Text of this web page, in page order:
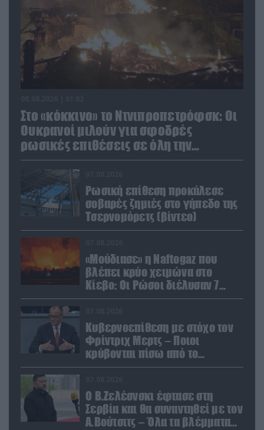
Στο «κόκκινο» το Ντνιπροπετρόφσκ: Οι
Ουκρανοί μιλούν για σφοδρές
ρωσικές επιθέσεις σε όλη την
επικράτεια
Ρωσική επίθεση προκάλεσε
σοβαρές ζημιές στο γήπεδο της
Τσερνομόρετς (βίντεο)
«Μούδιασε» η Naftogaz που
βλέπει κρύο χειμώνα στο
Κίεβο: Οι Ρώσοι διέλυσαν 7
εγκαταστάσεις του ουκρανικού
Κυβερνοεπίθεση με στόχο τον
Φρίντριχ Μερτς – Ποιοι
κρύβονται πίσω από το
παραποιημένο βίντεο
Ο Β.Ζελέσνσκι έφτασε στη
Σερβία και θα συναντηθεί με τον
Α.Βούτσιτς – Όλα τα βλέμματα